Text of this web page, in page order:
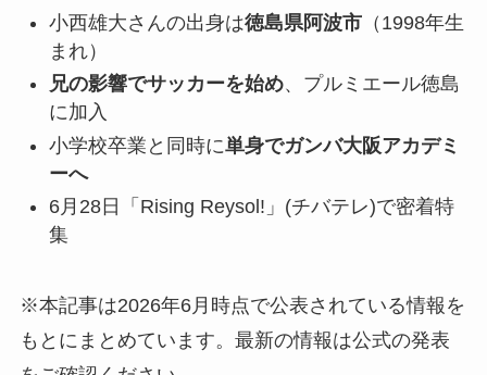
小西雄大さんの出身は徳島県阿波市（1998年生
まれ）
兄の影響でサッカーを始め、プルミエール徳島
に加入
小学校卒業と同時に単身でガンバ大阪アカデミ
ーへ
6月28日「Rising Reysol!」(チバテレ)で密着特
集
※本記事は2026年6月時点で公表されている情報を
もとにまとめています。最新の情報は公式の発表